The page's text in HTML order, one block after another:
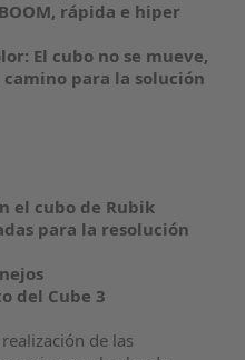
rápida e hiper
El cubo no se mueve,
para la solución
el cubo de Rubik
para la resolución
del Cube 3
de las